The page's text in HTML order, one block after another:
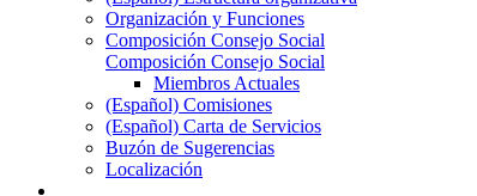
Organización y Funciones
Composición Consejo Social
Composición Consejo Social
Miembros Actuales
(Español) Comisiones
(Español) Carta de Servicios
Buzón de Sugerencias
Localización